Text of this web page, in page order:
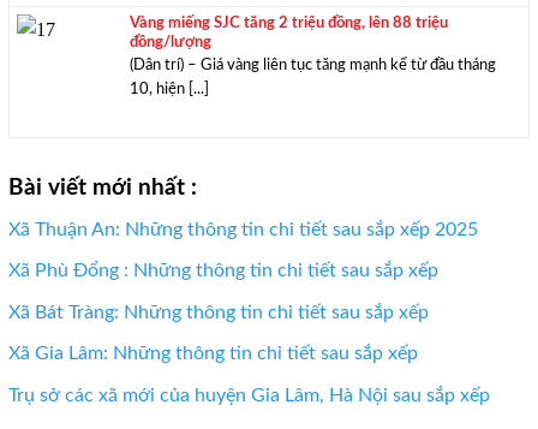
Vàng miếng SJC tăng 2 triệu đồng, lên 88 triệu
đồng/lượng
(Dân trí) – Giá vàng liên tục tăng mạnh kể từ đầu tháng
10, hiện [...]
Bài viết mới nhất :
Xã Thuận An: Những thông tin chi tiết sau sắp xếp 2025
Xã Phù Đổng : Những thông tin chi tiết sau sắp xếp
Xã Bát Tràng: Những thông tin chi tiết sau sắp xếp
Xã Gia Lâm: Những thông tin chi tiết sau sắp xếp
Trụ sở các xã mới của huyện Gia Lâm, Hà Nội sau sắp xếp